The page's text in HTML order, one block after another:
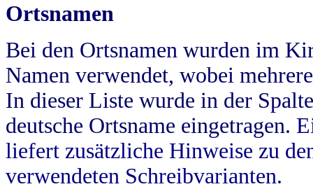
Ortsnamen
Bei den Ortsnamen wurden im
Namen verwendet, wobei
In dieser Liste wurde in der
deutsche Ortsname eingetragen.
liefert zusätzliche Hinweise zu
verwendeten Schreibvarianten.